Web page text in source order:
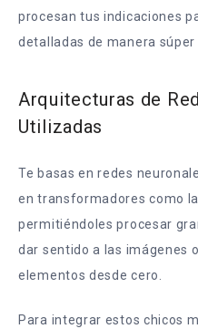
procesan tus indicaciones
detalladas de manera
Arquitecturas de
Utilizadas
Te basas en redes
en transformadores como
permitiéndoles procesar
dar sentido a las imágenes
elementos desde cero.
Para integrar estos chicos